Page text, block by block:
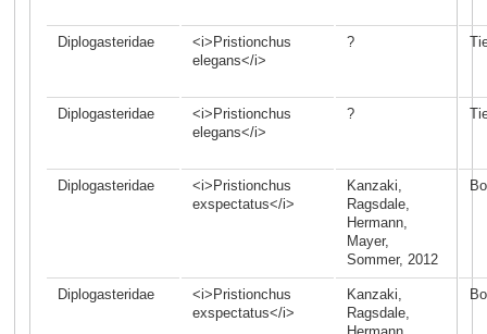
Diplogasteridae
<i>Pristionchus
elegans</i>
?
Diplogasteridae
<i>Pristionchus
elegans</i>
?
Diplogasteridae
<i>Pristionchus
exspectatus</i>
Kanzaki,
Ragsdale,
Hermann,
Mayer,
Sommer, 2012
Diplogasteridae
<i>Pristionchus
exspectatus</i>
Kanzaki,
Ragsdale,